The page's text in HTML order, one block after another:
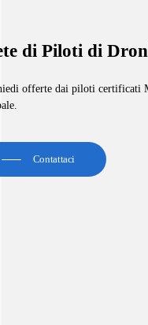
di Piloti di
offerte dai piloti certificati
Contattaci